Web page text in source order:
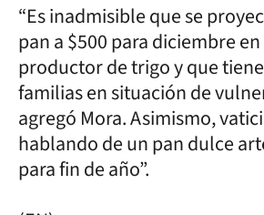
“Es inadmisible que se
pan a $500 para diciembre
productor de trigo y que
familias en situación de
agregó Mora. Asimismo,
hablando de un pan dulce
para fin de año”.